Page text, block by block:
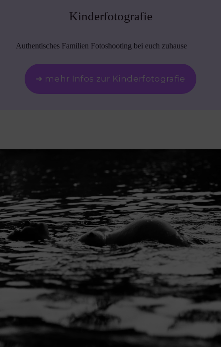
Kinderfotografie
Authentisches Familien Fotoshooting bei euch zuhause
➜ mehr Infos zur Kinderfotografie